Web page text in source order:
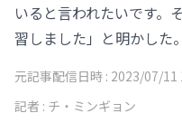
いると言われたいです。
習しました」と明かした。
元記事配信日時 : 2023/07/11
記者 : チ・ミンギョン